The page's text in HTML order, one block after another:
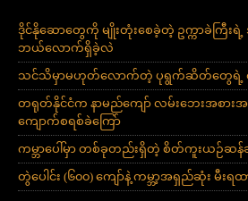
ဒိုင်နိုဆောတွေကို မျိုးတုံးစေခဲ့တဲ့ ဥက္ကာခဲကြီးရဲ့
ဘယ်လောက်ရှိခဲ့လဲ
သင်သိမှာမဟုတ်လောက်တဲ့ ပုရွက်ဆိတ်တွေရဲ့ ထူးခ
တရုတ်နိုင်ငံက နာမည်ကျော် လမ်းဘေးအစား
ကျောက်စရစ်ခဲကြော်
ကမ္ဘာပေါ်မှာ တစ်ခုတည်းရှိတဲ့ စိတ်ကူးယဉ်ဆန်
တွဲပေါင်း (၆၀၀) ကျော်နဲ့ ကမ္ဘာ့အရှည်ဆုံး မီးရထ